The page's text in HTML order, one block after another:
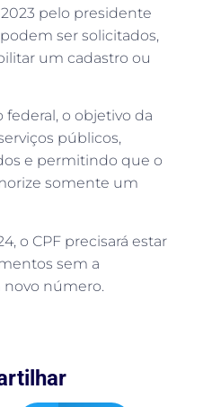
pelo presidente
ser solicitados,
um cadastro ou
o objetivo da
públicos,
e permitindo que o
somente um
o CPF precisará estar
sem a
novo número.